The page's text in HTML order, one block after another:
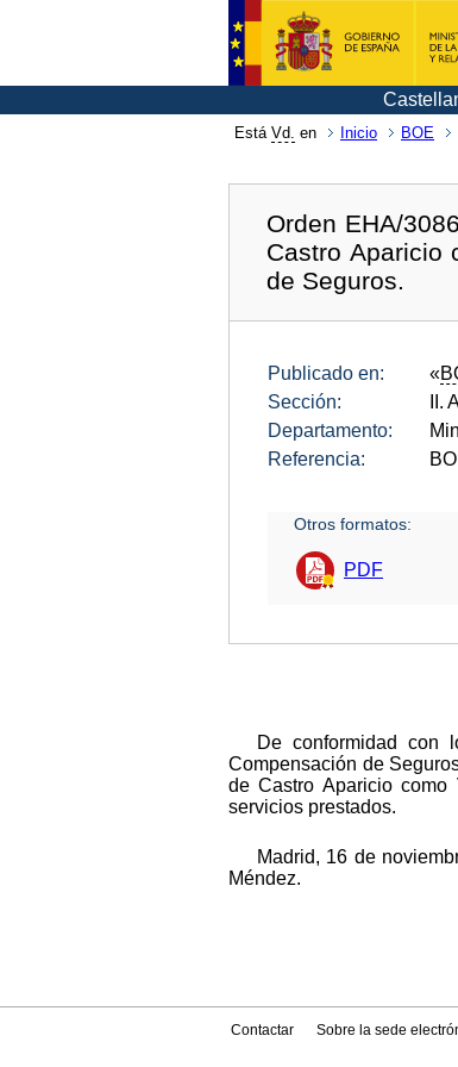
Está Vd. en Inicio BOE
Orden EHA/
Castro Aparicio
de Seguros.
Publicado en: «
Sección:
II.
Departamento:
Referencia:
Otros formatos:
PDF
De conformidad con
Compensación de
de Castro Aparicio como
servicios prestados.
Madrid, 16 de
Méndez.
Contactar Sobre la sede